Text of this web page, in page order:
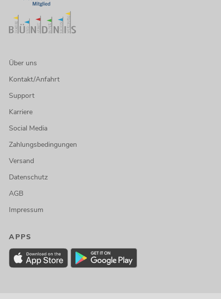
Über uns
Kontakt/Anfahrt
Support
Karriere
Social Media
Zahlungsbedingungen
Versand
Datenschutz
AGB
Impressum
APPS